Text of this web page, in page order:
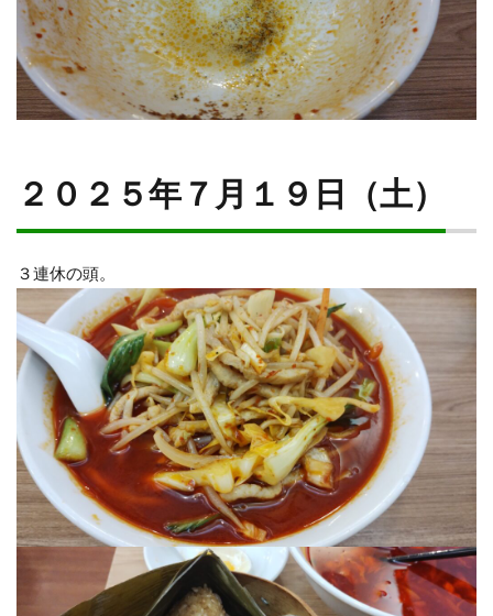
２０２５年７月１９日（土）
３連休の頭。